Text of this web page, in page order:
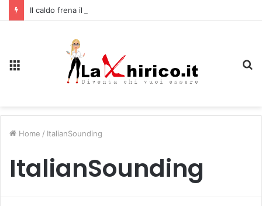
Home / ItalianSounding
ItalianSounding